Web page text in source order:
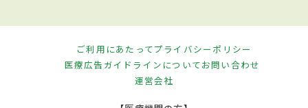
ご利用にあたってプライバシーポリシー
医療広告ガイドラインについてお問い合わせ
運営会社